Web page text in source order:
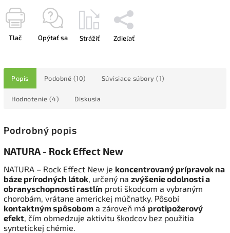
Tlač Opýtať sa Strážiť Zdieľať
Popis Podobné (10) Súvisiace súbory (1)
Hodnotenie (4) Diskusia
Podrobný popis
NATURA - Rock Effect New
NATURA – Rock Effect New je koncentrovaný prípravok na
báze prírodných látok, určený na zvýšenie odolnosti a
obranyschopnosti rastlín proti škodcom a vybraným
chorobám, vrátane americkej múčnatky. Pôsobí
kontaktným spôsobom a zároveň má protipožerový
efekt, čím obmedzuje aktivitu škodcov bez použitia
syntetickej chémie.